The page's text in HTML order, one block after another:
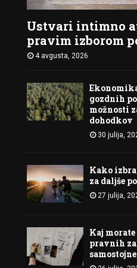
Ustvari intimno
pravim izborom
4 avgusta, 2026
gozdnih
možnosti
dohodkov
30 julija,
Kako
za daljše
27 julija,
Kaj
pravnih